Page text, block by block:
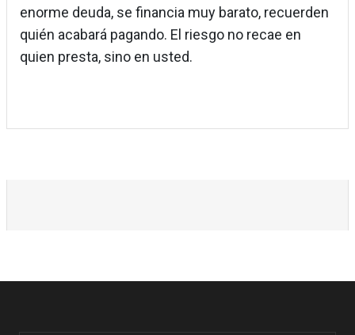
enorme deuda, se financia muy barato, recuerden
quién acabará pagando. El riesgo no recae en
quien presta, sino en usted.